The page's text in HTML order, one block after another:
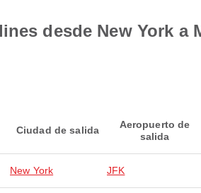
desde New York a
Ciudad de salida
Aeropuerto de
salida
New York JFK